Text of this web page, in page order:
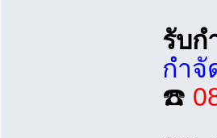
รับก
กำจั
☎️